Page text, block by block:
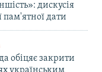
дискусія
пам'ятної дати
обіцяє закрити